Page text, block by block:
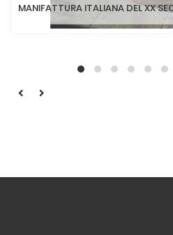
MANIFATTURA ITALIANA DEL XX